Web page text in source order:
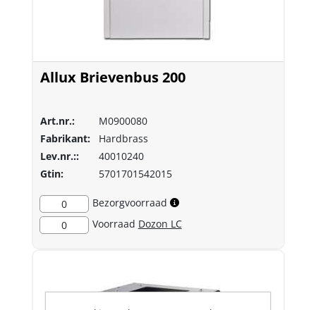
Allux Brievenbus 200
Art.nr.:
M0900080
Fabrikant:
Hardbrass
Lev.nr.::
40010240
Gtin:
5701701542015
0
Bezorgvoorraad
0
Voorraad Dozon LC